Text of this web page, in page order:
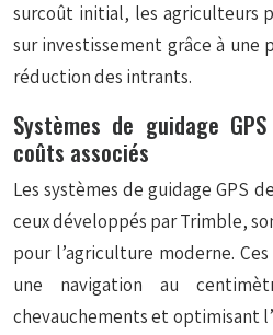
surcoût initial, les agriculteurs
sur investissement grâce à
réduction des intrants.
Systèmes de guidage
coûts associés
Les systèmes de guidage GPS
ceux développés par Trimble,
pour l’agriculture moderne.
une navigation au
chevauchements et optimisant